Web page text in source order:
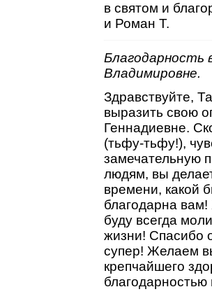
в святом и
и Роман Т.
Благодарность
Владимировне.
Здравствуйте,
выразить свою
Геннадиевне.
(тьфу-тьфу!),
замечательную
людям, вы
времени, какой
благодарна вам!
буду всегда
жизни! Спасибо
супер! Желаем
крепчайшего